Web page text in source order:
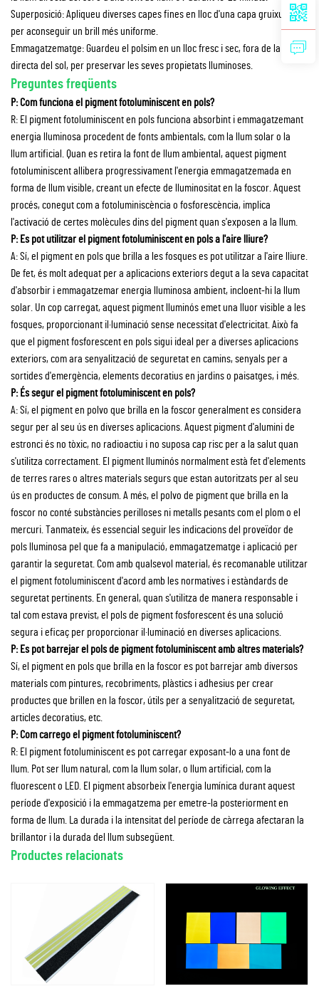
Superposició: Apliqueu diverses capes fines en lloc d'una capa gruixuda
per aconseguir un brill més uniforme.
Emmagatzematge: Guardeu el polsim en un lloc fresc i sec, fora de la llum
directa del sol, per preservar les seves propietats lluminoses.
Preguntes freqüents
P: Com funciona el pigment fotoluminiscent en pols?
R: El pigment fotoluminiscent en pols funciona absorbint i emmagatzemant
energia lluminosa procedent de fonts ambientals, com la llum solar o la
llum artificial. Quan es retira la font de llum ambiental, aquest pigment
fotoluminiscent allibera progressivament l'energia emmagatzemada en
forma de llum visible, creant un efecte de lluminositat en la foscor. Aquest
procés, conegut com a fotoluminiscència o fosforescència, implica
l'activació de certes molècules dins del pigment quan s'exposen a la llum.
P: Es pot utilitzar el pigment fotoluminiscent en pols a l'aire lliure?
A: Sí, el pigment en pols que brilla a les fosques es pot utilitzar a l'aire lliure.
De fet, és molt adequat per a aplicacions exteriors degut a la seva capacitat
d'absorbir i emmagatzemar energia lluminosa ambient, incloent-hi la llum
solar. Un cop carregat, aquest pigment lluminós emet una lluor visible a les
fosques, proporcionant il·luminació sense necessitat d'electricitat. Això fa
que el pigment fosforescent en pols sigui ideal per a diverses aplicacions
exteriors, com ara senyalització de seguretat en camins, senyals per a
sortides d'emergència, elements decoratius en jardins o paisatges, i més.
P: És segur el pigment fotoluminiscent en pols?
A: Sí, el pigment en polvo que brilla en la foscor generalment es considera
segur per al seu ús en diverses aplicacions. Aquest pigment d'alumini de
estronci és no tòxic, no radioactiu i no suposa cap risc per a la salut quan
s'utilitza correctament. El pigment lluminós normalment està fet d'elements
de terres rares o altres materials segurs que estan autoritzats per al seu
ús en productes de consum. A més, el polvo de pigment que brilla en la
foscor no conté substàncies perilloses ni metalls pesants com el plom o el
mercuri. Tanmateix, és essencial seguir les indicacions del proveïdor de
pols lluminosa pel que fa a manipulació, emmagatzematge i aplicació per
garantir la seguretat. Com amb qualsevol material, és recomanable utilitzar
el pigment fotoluminiscent d'acord amb les normatives i estàndards de
seguretat pertinents. En general, quan s'utilitza de manera responsable i
tal com estava previst, el pols de pigment fosforescent és una solució
segura i eficaç per proporcionar il·luminació en diverses aplicacions.
P: Es pot barrejar el pols de pigment fotoluminiscent amb altres materials?
Sí, el pigment en pols que brilla en la foscor es pot barrejar amb diversos
materials com pintures, recobriments, plàstics i adhesius per crear
productes que brillen en la foscor, útils per a senyalització de seguretat,
articles decoratius, etc.
P: Com carrego el pigment fotoluminiscent?
R: El pigment fotoluminiscent es pot carregar exposant-lo a una font de
llum. Pot ser llum natural, com la llum solar, o llum artificial, com la
fluorescent o LED. El pigment absorbeix l'energia lumínica durant aquest
període d'exposició i la emmagatzema per emetre-la posteriorment en
forma de llum. La durada i la intensitat del període de càrrega afectaran la
brillantor i la durada del llum subsegüent.
Productes relacionats